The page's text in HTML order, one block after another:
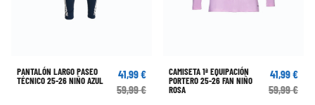
PANTALÓN LARGO PASEO
TÉCNICO 25-26 NIÑO AZUL
41,99 €
59,99 €
CAMISETA 1ª EQUIPACIÓN
PORTERO 25-26 FAN NIÑO
ROSA
41,99 €
59,99 €